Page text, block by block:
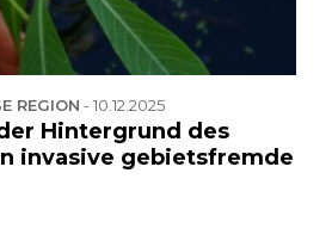
REGION -10.12.2025
Hintergrund des
invasive gebietsfremde